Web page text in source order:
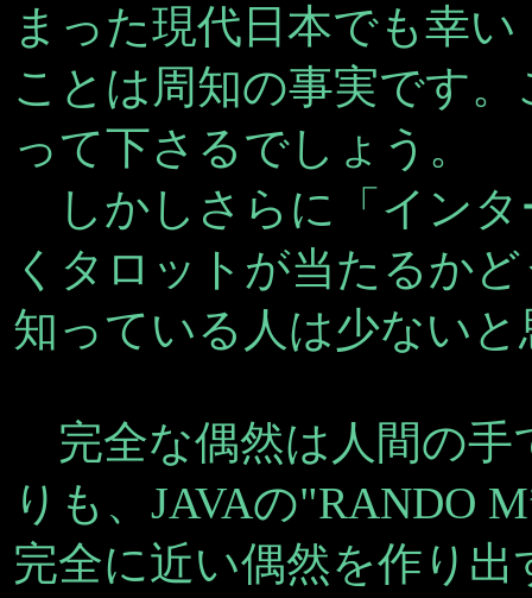
まった現代日本でも幸
ことは周知の事実です
って下さるでしょう。
しかしさらに「インタ
くタロットが当たるか
知っている人は少ない
完全な偶然は人間の手
りも、JAVAの"RANDO
完全に近い偶然を作り